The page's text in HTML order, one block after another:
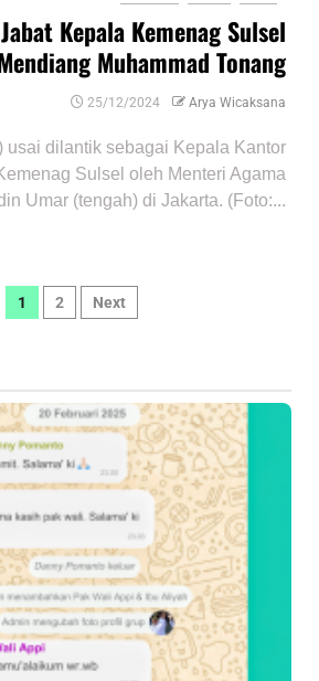
Kepala Kemenag Sulsel
Muhammad Tonang
25/12/2024 Arya Wicaksana
usai dilantik sebagai Kepala Kantor
Sulsel oleh Menteri Agama
Umar (tengah) di Jakarta. (Foto:...
Paginasi
1 2 Next